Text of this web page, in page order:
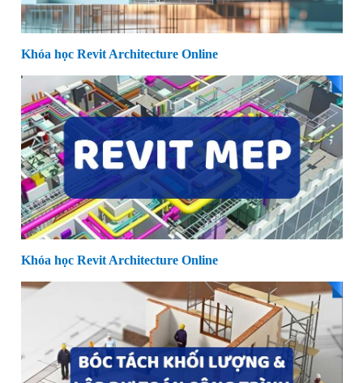
Khóa học Revit Architecture Online
Khóa học Revit Architecture Online